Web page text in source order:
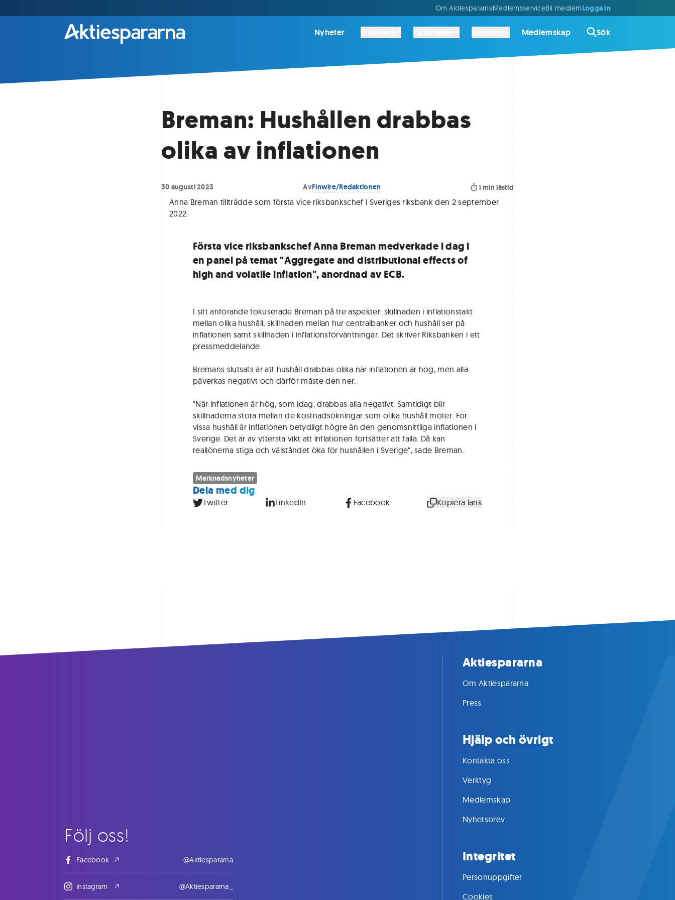
Om AktiespararnaMedlemsserviceBli medlemLogga in
Nyheter Medlemskap Sök
Breman: Hushållen drabbas
olika av inflationen
30 augusti 2023 AvFinwire/Redaktionen 1 min lästid
Anna Breman tillträdde som första vice riksbankschef i Sveriges riksbank den 2 september
2022.
Första vice riksbankschef Anna Breman medverkade i dag i
en panel på temat "Aggregate and distributional effects of
high and volatile inflation", anordnad av ECB.
I sitt anförande fokuserade Breman på tre aspekter: skillnaden i inflationstakt
mellan olika hushåll, skillnaden mellan hur centralbanker och hushåll ser på
inflationen samt skillnaden i inflationsförväntningar. Det skriver Riksbanken i ett
pressmeddelande.
Bremans slutsats är att hushåll drabbas olika när inflationen är hög, men alla
påverkas negativt och därför måste den ner.
"När inflationen är hög, som idag, drabbas alla negativt. Samtidigt blir
skillnaderna stora mellan de kostnadsökningar som olika hushåll möter. För
vissa hushåll är inflationen betydligt högre än den genomsnittliga inflationen i
Sverige. Det är av yttersta vikt att inflationen fortsätter att falla. Då kan
reallönerna stiga och välståndet öka för hushållen i Sverige", sade Breman.
Marknadsnyheter
Dela med dig
Twitter LinkedIn Facebook Kopiera länk
Följ oss!
Facebook @Aktiespararna
Instagram @Aktiespararna_
Aktiespararna
Om Aktiespararna
Press
Hjälp och övrigt
Kontakta oss
Verktyg
Medlemskap
Nyhetsbrev
Integritet
Personuppgifter
Cookies